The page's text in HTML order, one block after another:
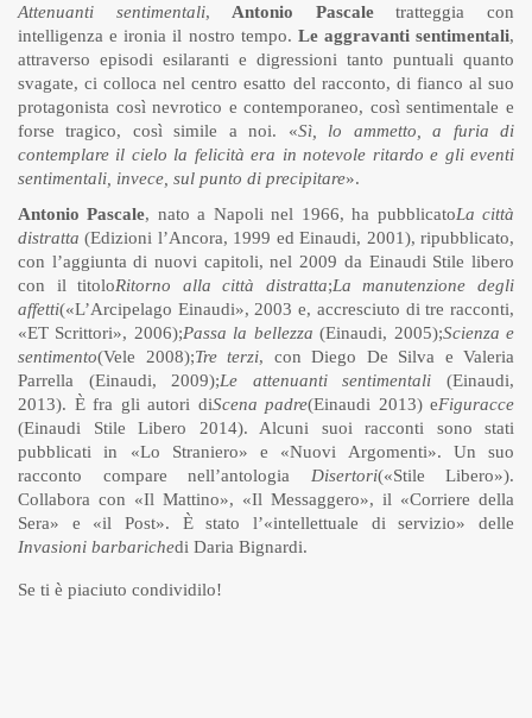
Attenuanti sentimentali, Antonio Pascaletratteggia con
intelligenza e ironia il nostro tempo. Le aggravanti sentimentali,
attraverso episodi esilaranti e digressioni tanto puntuali quanto
svagate, ci colloca nel centro esatto del racconto, di fianco al suo
protagonista così nevrotico e contemporaneo, così sentimentale e
forse tragico, così simile a noi. «Sì, lo ammetto, a furia di
contemplare il cielo la felicità era in notevole ritardo e gli eventi
sentimentali, invece, sul punto di precipitare».
Antonio Pascale, nato a Napoli nel 1966, ha pubblicatoLa città
distratta(Edizioni l’Ancora, 1999 ed Einaudi, 2001), ripubblicato,
con l’aggiunta di nuovi capitoli, nel 2009 da Einaudi Stile libero
con il titoloRitorno alla città distratta;La manutenzione degli
affetti(«L’Arcipelago Einaudi», 2003 e, accresciuto di tre racconti,
«ET Scrittori», 2006);Passa la bellezza(Einaudi, 2005);Scienza e
sentimento(Vele 2008);Tre terzi, con Diego De Silva e Valeria
Parrella (Einaudi, 2009);Le attenuanti sentimentali(Einaudi,
2013). È fra gli autori diScena padre(Einaudi 2013) eFiguracce
(Einaudi Stile Libero 2014). Alcuni suoi racconti sono stati
pubblicati in «Lo Straniero» e «Nuovi Argomenti». Un suo
racconto compare nell’antologia Disertori(«Stile Libero»).
Collabora con «Il Mattino», «Il Messaggero», il «Corriere della
Sera» e «il Post». È stato l’«intellettuale di servizio» delle
Invasioni barbarichedi Daria Bignardi.
Se ti è piaciuto condividilo!